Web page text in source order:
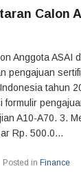
Calon
Anggota ASAI
pengajuan
tahun
A10-A70. 3.
Rp. 500.0...
Posted in Finance